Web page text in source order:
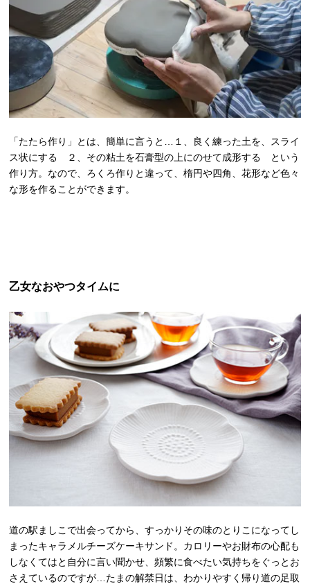
「たたら作り」とは、簡単に言うと…１、良く練った土を、スライ
ス状にする ２、その粘土を石膏型の上にのせて成形する という
作り方。なので、ろくろ作りと違って、楕円や四角、花形など色々
な形を作ることができます。
乙女なおやつタイムに
道の駅ましこで出会ってから、すっかりその味のとりこになってし
まったキャラメルチーズケーキサンド。カロリーやお財布の心配も
しなくてはと自分に言い聞かせ、頻繁に食べたい気持ちをぐっとお
さえているのですが…たまの解禁日は、わかりやすく帰り道の足取